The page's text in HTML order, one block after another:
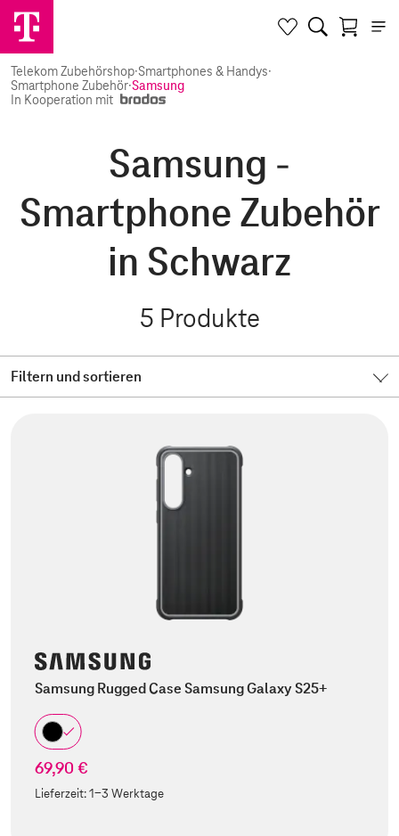
Telekom Zubehörshop·Smartphones & Handys·
Smartphone Zubehör·Samsung
In Kooperation mit
Samsung -
Smartphone Zubehör
in Schwarz
5 Produkte
Filtern und sortieren
Samsung Rugged Case Samsung Galaxy S25+
69,90 €
Lieferzeit:1-3 Werktage